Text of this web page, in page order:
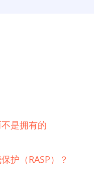
是拥有的
护（RASP）？